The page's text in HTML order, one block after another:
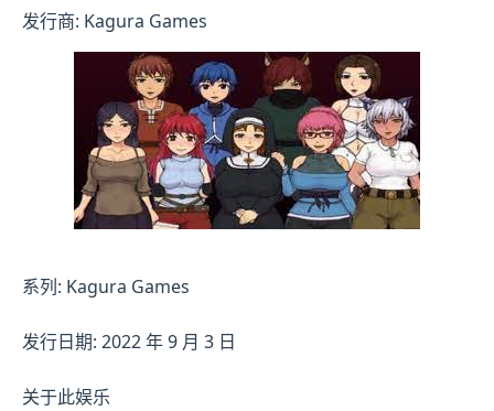
发行商: Kagura Games
系列: Kagura Games
发行日期: 2022 年 9 月 3 日
关于此娱乐